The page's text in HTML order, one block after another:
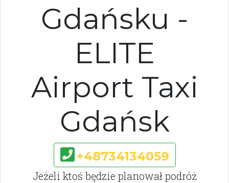
Gdańsku -
ELITE
Airport Taxi
Gdańsk
+48734134059
Jeżeli ktoś będzie planował podróż